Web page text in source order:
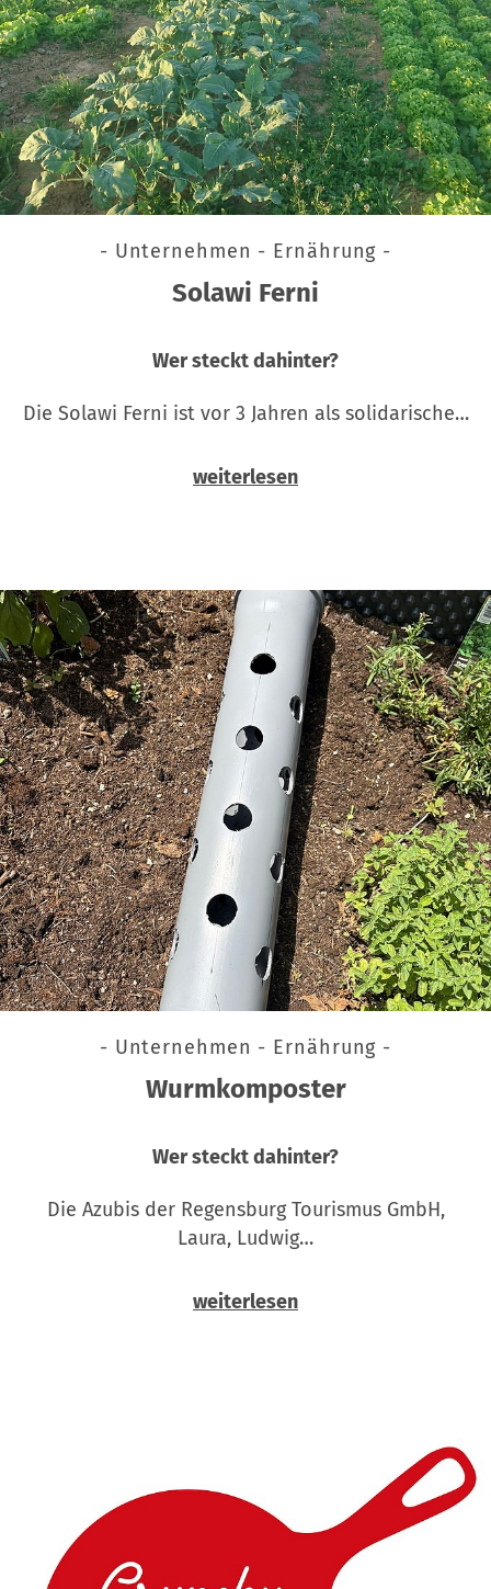
- Unternehmen - Ernährung -
Solawi Ferni
Wer steckt dahinter?
Die Solawi Ferni ist vor 3 Jahren als solidarische…
weiterlesen
- Unternehmen - Ernährung -
Wurmkomposter
Wer steckt dahinter?
Die Azubis der Regensburg Tourismus GmbH,
Laura, Ludwig…
weiterlesen